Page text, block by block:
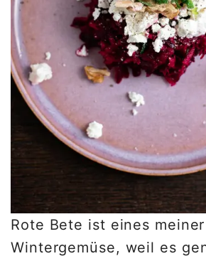
Rote Bete ist eines
Wintergemüse, weil es